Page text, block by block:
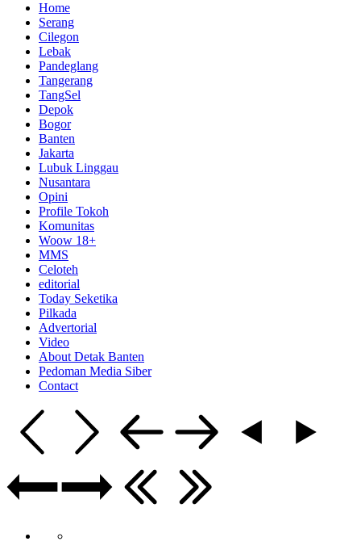
Home
Serang
Cilegon
Lebak
Pandeglang
Tangerang
TangSel
Depok
Bogor
Banten
Jakarta
Lubuk Linggau
Nusantara
Opini
Profile Tokoh
Komunitas
Woow 18+
MMS
Celoteh
editorial
Today Seketika
Pilkada
Advertorial
Video
About Detak Banten
Pedoman Media Siber
Contact